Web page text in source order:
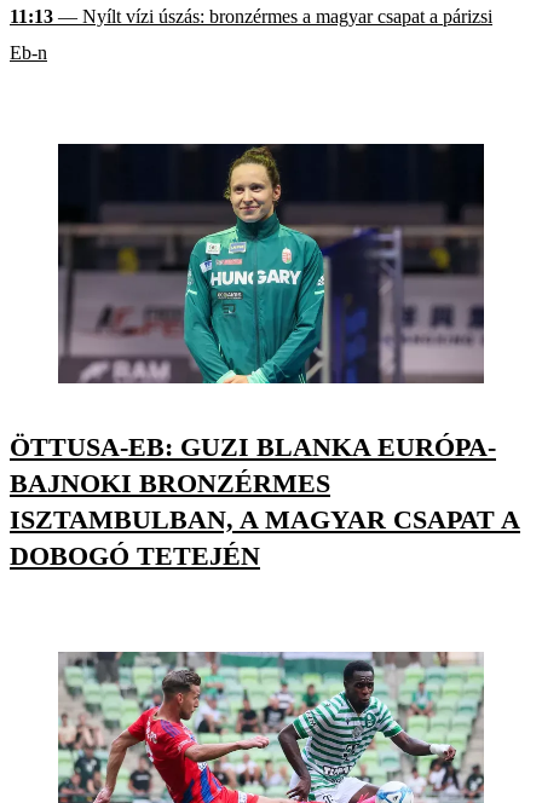
11:13 — Nyílt vízi úszás: bronzérmes a magyar csapat a párizsi
Eb-n
ÖTTUSA-EB: GUZI BLANKA EURÓPA-
BAJNOKI BRONZÉRMES
ISZTAMBULBAN, A MAGYAR CSAPAT A
DOBOGÓ TETEJÉN